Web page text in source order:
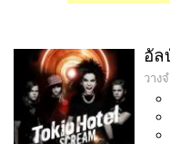
อัล
วาง